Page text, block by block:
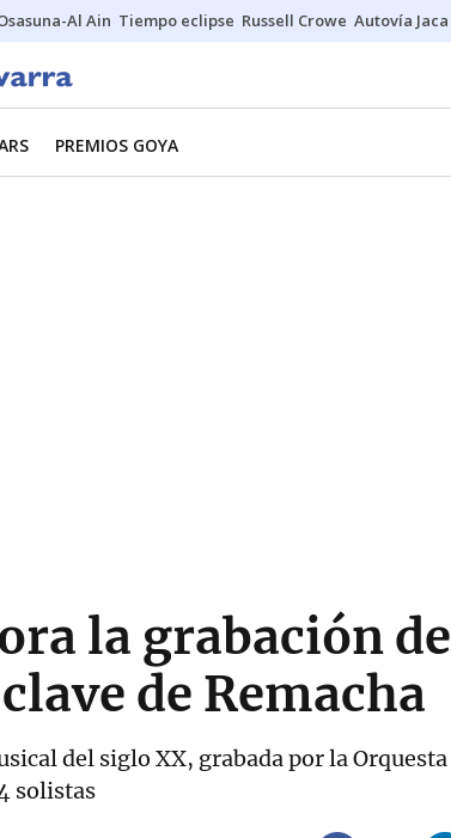
Al Ain Tiempo eclipse Russell Crowe Autovía Jaca
PREMIOS GOYA
la grabación de
de Remacha
del siglo XX, grabada por la Orquesta
solistas